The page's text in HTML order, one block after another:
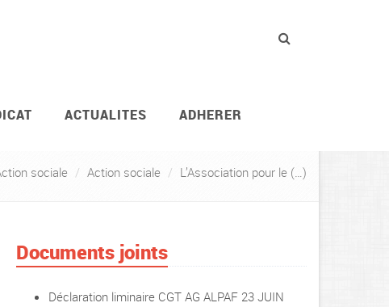
ACTUALITES ADHERER
(ALPAF)
sociale Action sociale L’Association pour le (…)
Documents joints
Déclaration liminaire CGT AG ALPAF 23 JUIN